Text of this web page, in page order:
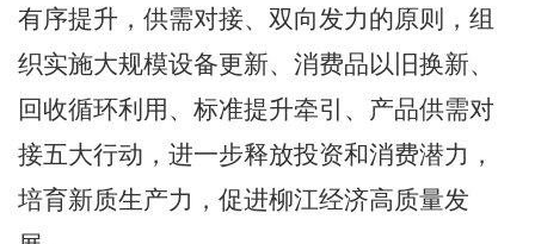
有序提升，供需对接、双向发力的原则，组
织实施大规模设备更新、消费品以旧换新、
回收循环利用、标准提升牵引、产品供需对
接五大行动，进一步释放投资和消费潜力，
培育新质生产力，促进柳江经济高质量发